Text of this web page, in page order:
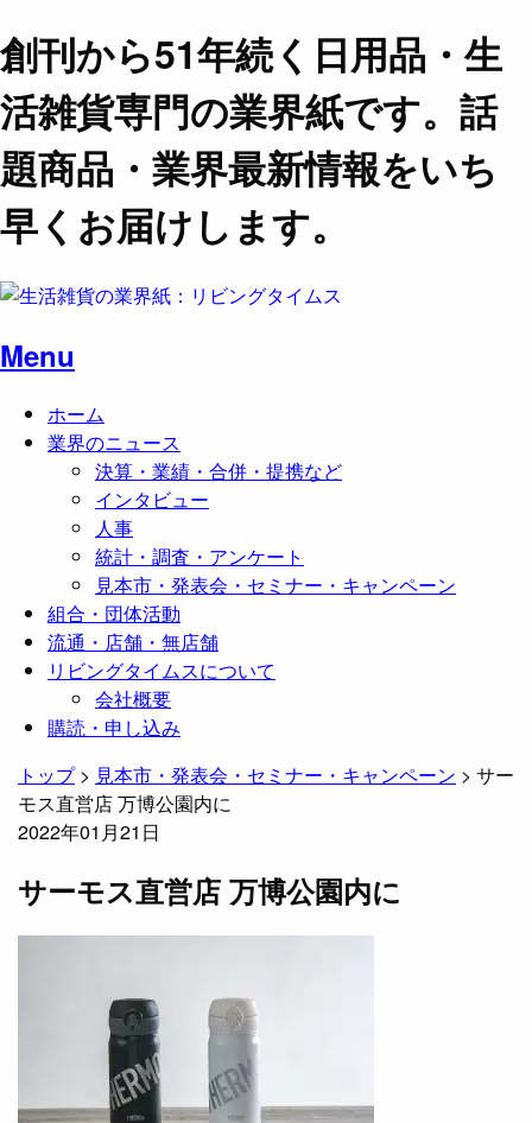
創刊から51年続く日用品・生
活雑貨専門の業界紙です。話
題商品・業界最新情報をいち
早くお届けします。
Menu
ホーム
業界のニュース
決算・業績・合併・提携など
インタビュー
人事
統計・調査・アンケート
見本市・発表会・セミナー・キャンペーン
組合・団体活動
流通・店舗・無店舗
リビングタイムスについて
会社概要
購読・申し込み
トップ> 見本市・発表会・セミナー・キャンペーン > サー
モス直営店 万博公園内に
2022年01月21日
サーモス直営店 万博公園内に